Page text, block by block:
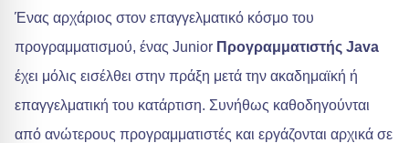
Ένας αρχάριος στον επαγγελματικό κόσμο του
προγραμματισμού, ένας Junior Προγραμματιστής Java
έχει μόλις εισέλθει στην πράξη μετά την ακαδημαϊκή ή
επαγγελματική του κατάρτιση. Συνήθως καθοδηγούνται
από ανώτερους προγραμματιστές και εργάζονται αρχικά σε